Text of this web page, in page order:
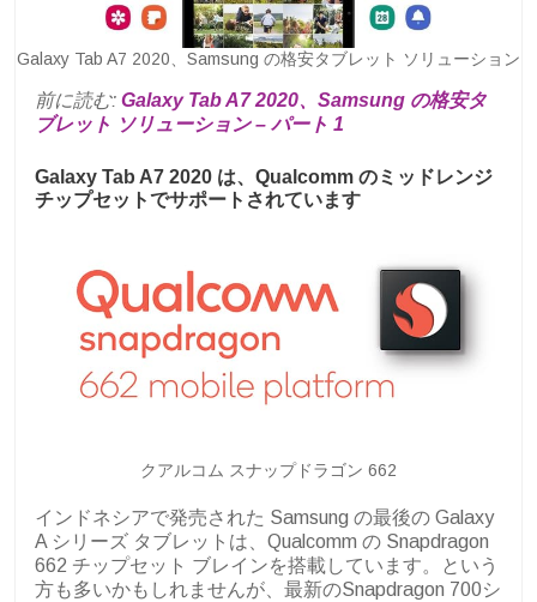
Galaxy Tab A7 2020、Samsung の格安タブレット ソリューション
前に読む: Galaxy Tab A7 2020、Samsung の格安タ
ブレット ソリューション – パート 1
Galaxy Tab A7 2020 は、Qualcomm のミッドレンジ
チップセットでサポートされています
クアルコム スナップドラゴン 662
インドネシアで発売された Samsung の最後の Galaxy
A シリーズ タブレットは、Qualcomm の Snapdragon
662 チップセット ブレインを搭載しています。という
方も多いかもしれませんが、最新のSnapdragon 700シ